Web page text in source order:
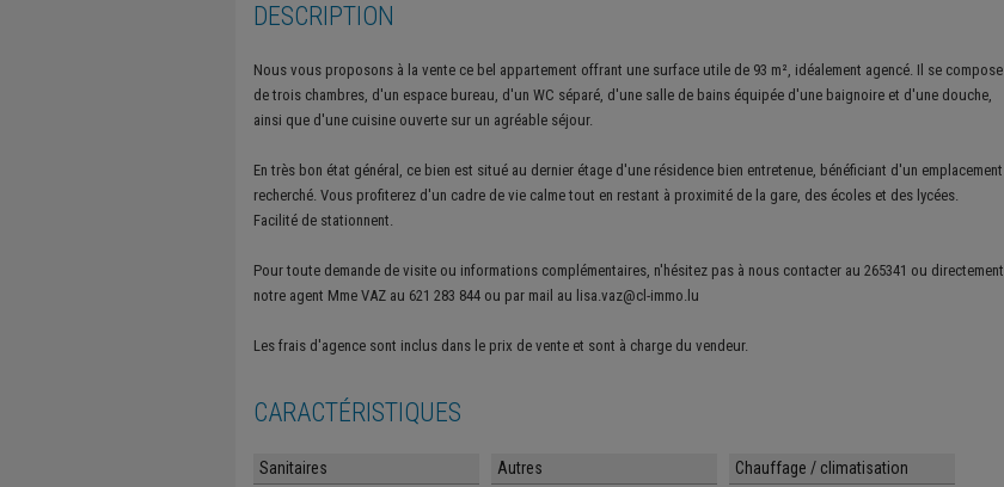
DESCRIPTION
Nous vous proposons à la vente ce bel appartement offrant une surface utile de 93 m², idéalement agencé. Il se compose
de trois chambres, d'un espace bureau, d'un WC séparé, d'une salle de bains équipée d'une baignoire et d'une douche,
ainsi que d'une cuisine ouverte sur un agréable séjour.
En très bon état général, ce bien est situé au dernier étage d'une résidence bien entretenue, bénéficiant d'un emplacement
recherché. Vous profiterez d'un cadre de vie calme tout en restant à proximité de la gare, des écoles et des lycées.
Facilité de stationnent.
Pour toute demande de visite ou informations complémentaires, n'hésitez pas à nous contacter au 265341 ou directement
notre agent Mme VAZ au 621 283 844 ou par mail au lisa.vaz@cl-immo.lu
Les frais d'agence sont inclus dans le prix de vente et sont à charge du vendeur.
CARACTÉRISTIQUES
Sanitaires Autres Chauffage / climatisation